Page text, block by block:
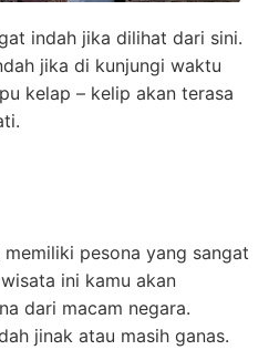
indah jika dilihat dari sini.
jika di kunjungi waktu
kelap – kelip akan terasa
pesona yang sangat
ini kamu akan
dari macam negara.
jinak atau masih ganas.